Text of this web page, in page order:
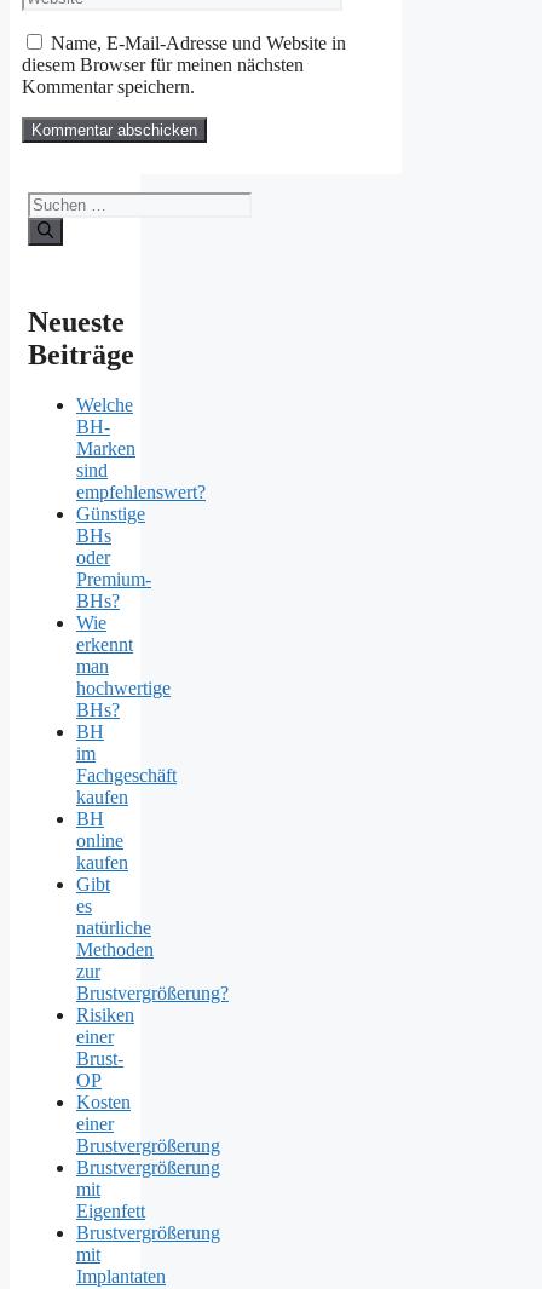
Name, E-Mail-Adresse und Website in
diesem Browser für meinen nächsten
Kommentar speichern.
Suchen
nach:
Neueste
Beiträge
Welche
BH-
Marken
sind
empfehlenswert?
Günstige
BHs
oder
Premium-
BHs?
Wie
erkennt
man
hochwertige
BHs?
BH
im
Fachgeschäft
kaufen
BH
online
kaufen
Gibt
es
natürliche
Methoden
zur
Brustvergrößerung?
Risiken
einer
Brust-
OP
Kosten
einer
Brustvergrößerung
Brustvergrößerung
mit
Eigenfett
Brustvergrößerung
mit
Implantaten